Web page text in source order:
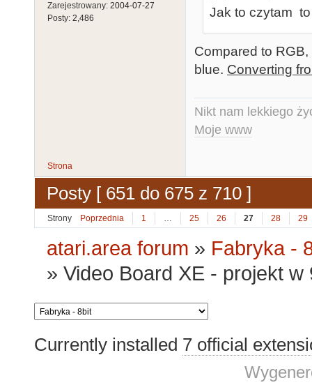
Zarejestrowany: 2004-07-27
Posty: 2,486
Jak to czytam
Compared to
blue. Converting
Nikt nam lekkiego
Moje www
Strona
Posty [ 651 do 675 z 710 ]
Strony Poprzednia 1 … 25 26 27 28 29
atari.area forum » Fabryka -
»Video Board XE - projekt
Currently installed 7 official